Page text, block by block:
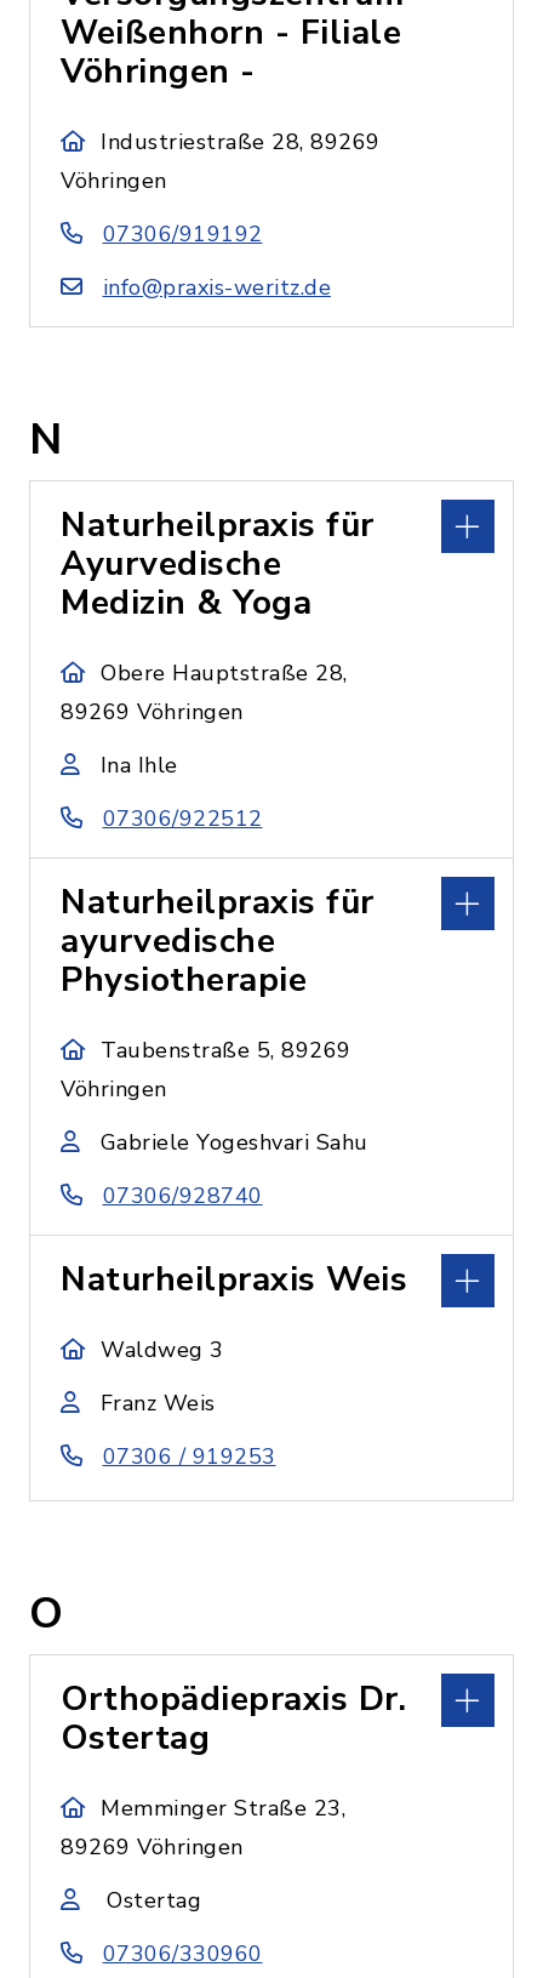
Weißenhorn - Filiale
Vöhringen -
Industriestraße 28, 89269
Vöhringen
07306/919192
info@praxis-weritz.de
N
Naturheilpraxis für
Ayurvedische
Medizin & Yoga
Obere Hauptstraße 28,
89269 Vöhringen
Ina Ihle
07306/922512
Naturheilpraxis für
ayurvedische
Physiotherapie
Taubenstraße 5, 89269
Vöhringen
Gabriele Yogeshvari Sahu
07306/928740
Naturheilpraxis Weis
Waldweg 3
Franz Weis
07306 / 919253
O
Orthopädiepraxis Dr.
Ostertag
Memminger Straße 23,
89269 Vöhringen
Ostertag
07306/330960